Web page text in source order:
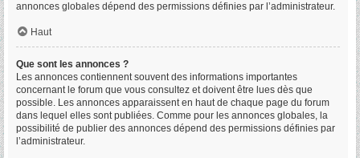
annonces globales dépend des permissions définies par l’administrateur.
Haut
Que sont les annonces ?
Les annonces contiennent souvent des informations importantes
concernant le forum que vous consultez et doivent être lues dès que
possible. Les annonces apparaissent en haut de chaque page du forum
dans lequel elles sont publiées. Comme pour les annonces globales, la
possibilité de publier des annonces dépend des permissions définies par
l’administrateur.